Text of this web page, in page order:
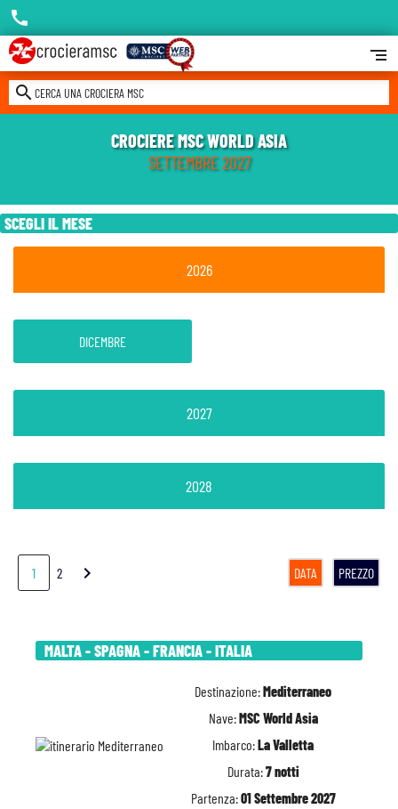
1 2 chevron_right DATA PREZZO
MALTA - SPAGNA - FRANCIA - ITALIA
Destinazione:Mediterraneo
Nave:MSC World Asia
Imbarco:La Valletta
Durata:7 notti
Partenza:01 Settembre 2027
SCEGLI IL MESE
2026
DICEMBRE
2027
2028
CROCIERE MSC WORLD ASIA
SETTEMBRE 2027
searchCERCA UNA CROCIERA MSC
call
segment